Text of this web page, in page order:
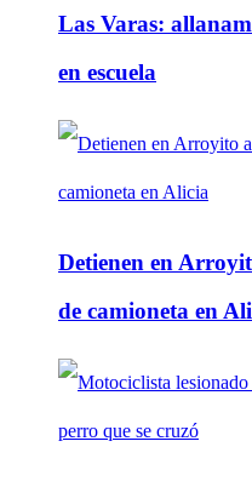
Las Varas:
en escuela
Detienen en
de camioneta en